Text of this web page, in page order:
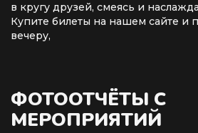
в кругу друзей, смеясь и
Купите билеты на нашем сайте и
вечеру,
ФОТООТЧЁТЫ С
МЕРОПРИЯТИЙ